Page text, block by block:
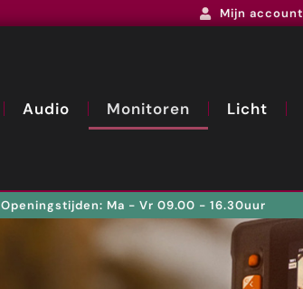
Mijn account
Audio Monitoren Licht
Openingstijden: Ma - Vr 09.00 - 16.30uur